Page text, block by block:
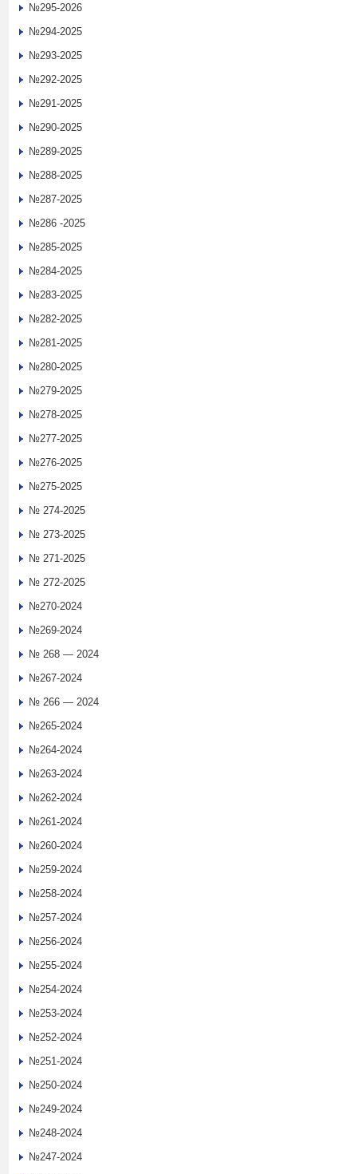
№295-2026
№294-2025
№293-2025
№292-2025
№291-2025
№290-2025
№289-2025
№288-2025
№287-2025
№286 -2025
№285-2025
№284-2025
№283-2025
№282-2025
№281-2025
№280-2025
№279-2025
№278-2025
№277-2025
№276-2025
№275-2025
№ 274-2025
№ 273-2025
№ 271-2025
№ 272-2025
№270-2024
№269-2024
№ 268 — 2024
№267-2024
№ 266 — 2024
№265-2024
№264-2024
№263-2024
№262-2024
№261-2024
№260-2024
№259-2024
№258-2024
№257-2024
№256-2024
№255-2024
№254-2024
№253-2024
№252-2024
№251-2024
№250-2024
№249-2024
№248-2024
№247-2024